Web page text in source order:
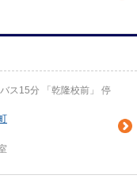
バス15分 「乾隆校前」 停